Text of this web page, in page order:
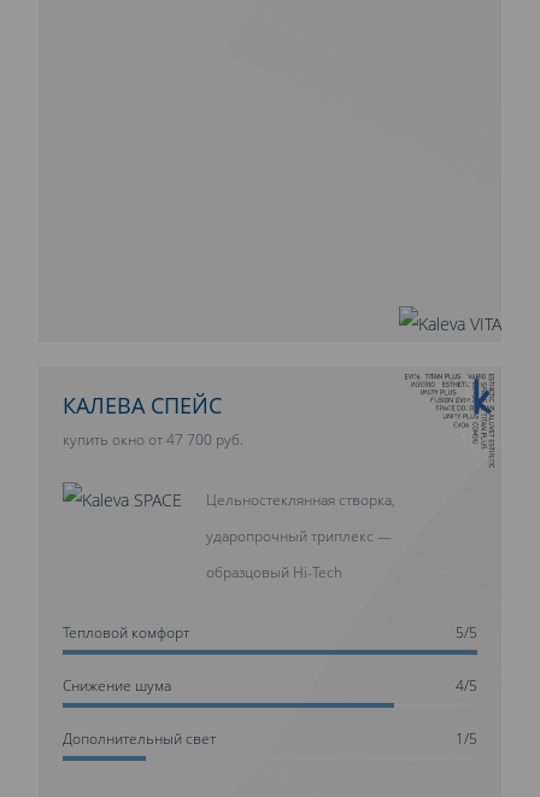
10 ЛЕТ ГАРАНТИИ
КАЛЕВА СПЕЙС
купить окно от 47 700 руб.
Цельностеклянная створка,
ударопрочный триплекс —
образцовый Hi-Tech
Тепловой комфорт 5/5
Cнижение шума 4/5
Дополнительный свет 1/5